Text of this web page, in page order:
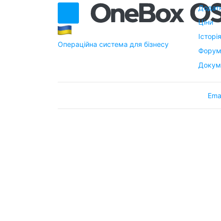
Операційна система для бізнесу
Ціни
Форум